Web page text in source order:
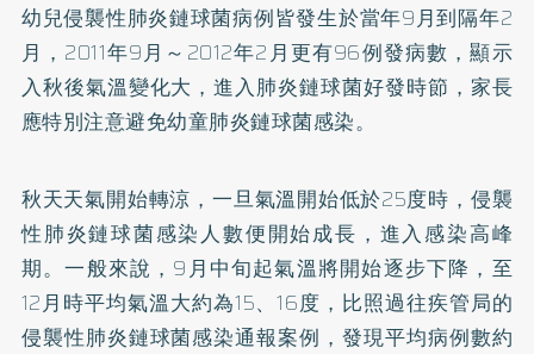
幼兒侵襲性肺炎鏈球菌病例皆發生於當年9月到隔年2
月，2011年9月～2012年2月更有96例發病數，顯示
入秋後氣溫變化大，進入肺炎鏈球菌好發時節，家長
應特別注意避免幼童肺炎鏈球菌感染。
秋天天氣開始轉涼，一旦氣溫開始低於25度時，侵襲
性肺炎鏈球菌感染人數便開始成長，進入感染高峰
期。一般來說，9月中旬起氣溫將開始逐步下降，至
12月時平均氣溫大約為15、16度，比照過往疾管局的
侵襲性肺炎鏈球菌感染通報案例，發現平均病例數約